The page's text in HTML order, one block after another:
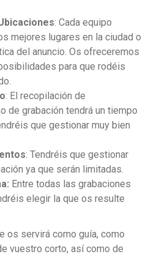
: Cada equipo
mejores lugares en la ciudad o
del anuncio. Os ofreceremos
para que rodéis
: El recopilación de
de grabación tendrá un tiempo
que gestionar muy bien
: Tendréis que gestionar
ya que serán limitadas.
Entre todas las grabaciones
elegir la que os resulte
os servirá como guía, como
vuestro corto, así como de